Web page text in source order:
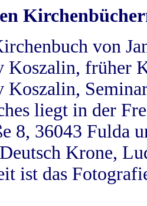
von
Koszalin, früher
Koszalin,
liegt in der
8, 36043 Fulda
Krone,
ist das